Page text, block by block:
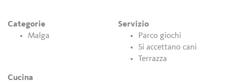
Categorie
Malga
Servizio
Parco giochi
Si accettano cani
Terrazza
Cucina